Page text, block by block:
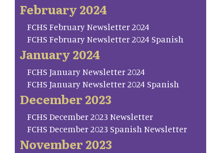
February 2024
FCHS February Newsletter 2024
FCHS February Newsletter 2024 Spanish
January 2024
FCHS January Newsletter 2024
FCHS January Newsletter 2024 Spanish
December 2023
FCHS December 2023 Newsletter
FCHS December 2023 Spanish Newsletter
November 2023